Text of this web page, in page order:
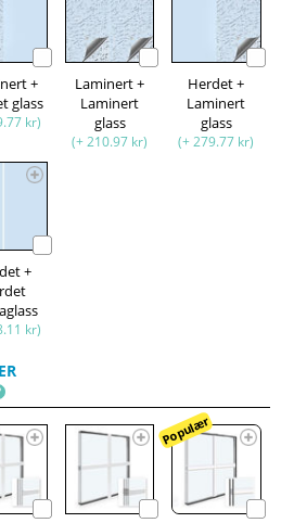
+
glass
kr)
Laminert +
Laminert
glass
(+ 210.97 kr)
Herdet +
Laminert
glass
(+ 279.77 kr)
+
kr)
Populær